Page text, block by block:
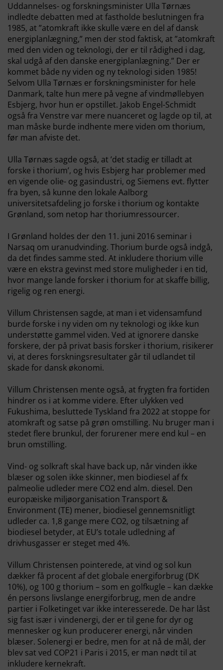
Uddannelses- og forskningsminister Ulla Tørnæs
indledte debatten med at fastholde beslutningen fra
1985, at ”atomkraft ikke skulle være en del af dansk
energiplanlægning,” men der stod faktisk, at ”atomkraft
med den viden og teknologi, der er til rådighed i dag,
skal udgå af den danske energiplanlægning.” Der er
kommet både ny viden og ny teknologi siden 1985!
Selvom Ulla Tørnæs er forskningsminister for hele
Danmark, talte hun mere på vegne af vindmøllebyen
Esbjerg, hvor hun er opstillet. Jakob Engel-Schmidt
også fra Venstre var mere nuanceret og lagde op til, at
man måske burde indhente mere viden om thorium,
før man afviste det.
Ulla Tørnæs sagde også, at ’det stadig er tilladt at
forske i thorium’, og hvis Esbjerg har problemer med
en vigende olie- og gasindustri, og Siemens evt. flytter
fra byen, så kunne den lokale Aalborg
universitetsafdeling jo forske i thorium og kontakte
Grønland, som netop har thoriumressourcer.
I Grønland holdes der den 11. juni 2016 seminar i
Narsaq om uranudvinding. Thorium burde også indgå,
da det findes samme sted. At inkludere thorium ville
være en ekstra gevinst med store muligheder i en tid,
hvor mange lande forsker i thorium for at skaffe billig,
rigelig og ren energi.
Villum Christensen sagde, at man i et vidensamfund
burde forske i ny viden om ny teknologi og ikke kun
understøtte gammel viden. Ved at ignorere danske
forskere, der på privat basis forsker i thorium, risikerer
vi, at deres forskningsresultater går til udlandet til
skade for dansk økonomi.
Villum Christensen mente også, at frygten fra fortiden
hindrer os i at komme videre. Efter ulykken ved
Fukushima, besluttede Tyskland fra 2022 at stoppe for
atomkraft og satse på grøn omstilling. Nu bruger man i
stedet flere brunkul, der forurener mere end kul – en
brun omstilling.
Vind- og solkraft skal have back up, når vinden ikke
blæser og solen ikke skinner, men biodiesel af fx
palmeolie udleder mere CO2 end alm. diesel. Den
europæiske miljøorganisation Transport &
Environment (TE) mener, biodiesel gennemsnitligt
udleder ca. 1,8 gange mere CO2, og tilsætning af
biodiesel betyder, at EU’s totale udledning af
drivhusgasser er steget med 4%.
Villum Christensen pointerede, at vind og sol kun
dækker få procent af det globale energiforbrug (DK
10%), og 100 g thorium – som en golfkugle – kan dække
én persons livslange energiforbrug, men de andre
partier i Folketinget var ikke interesserede. De har låst
sig fast især i vindenergi, der er til gene for dyr og
mennesker og kun producerer energi, når vinden
blæser. Solenergi er bedre, men for at nå de mål, der
blev sat ved COP21 i Paris i 2015, er man nødt til at
inkludere kernekraft.